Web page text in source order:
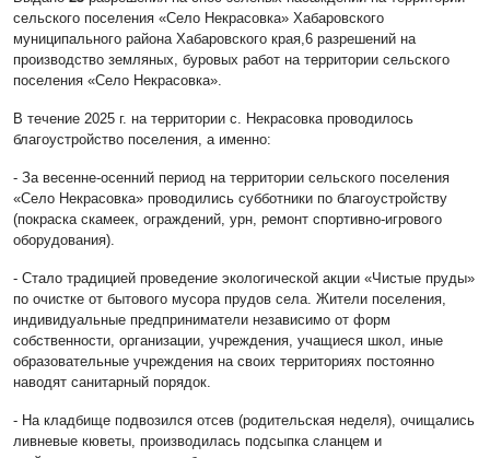
сельского поселения «Село Некрасовка» Хабаровского
муниципального района Хабаровского края,6 разрешений на
производство земляных, буровых работ на территории сельского
поселения «Село Некрасовка».
В течение 2025 г. на территории с. Некрасовка проводилось
благоустройство поселения, а именно:
- За весенне-осенний период на территории сельского поселения
«Село Некрасовка» проводились субботники по благоустройству
(покраска скамеек, ограждений, урн, ремонт спортивно-игрового
оборудования).
- Стало традицией проведение экологической акции «Чистые пруды»
по очистке от бытового мусора прудов села. Жители поселения,
индивидуальные предприниматели независимо от форм
собственности, организации, учреждения, учащиеся школ, иные
образовательные учреждения на своих территориях постоянно
наводят санитарный порядок.
- На кладбище подвозился отсев (родительская неделя), очищались
ливневые кюветы, производилась подсыпка сланцем и